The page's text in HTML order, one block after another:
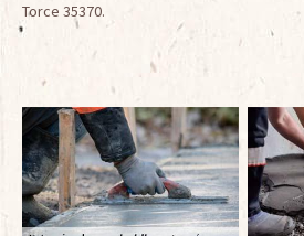
Torce 35370.